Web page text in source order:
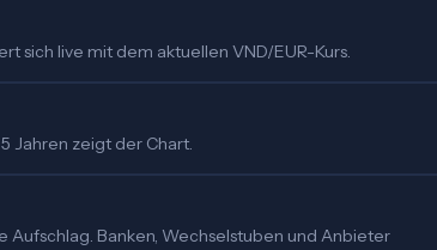
sich live mit dem aktuellen VND/EUR-Kurs.
Jahren zeigt der Chart.
Banken, Wechselstuben und Anbieter